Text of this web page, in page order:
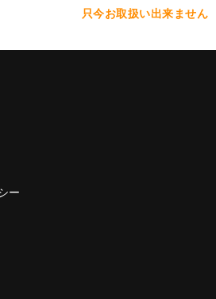
只今お取扱い出来ません
ー